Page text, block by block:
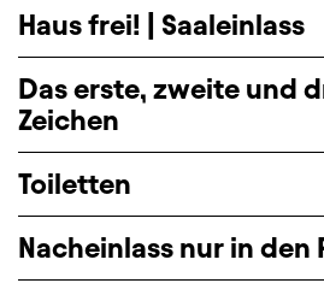
Haus frei! | Saaleinlass
Das erste, zweite und
Zeichen
Toiletten
Nacheinlass nur in den